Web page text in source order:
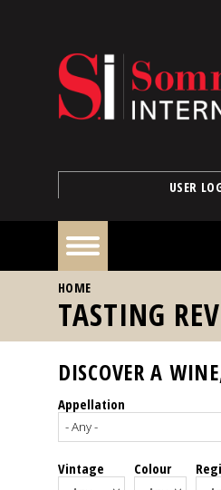
USER
Home
Our
events
Spirits
YOU ARE HERE
HOME
TASTING
DISCOVER A
Appellation
Vintage Colour